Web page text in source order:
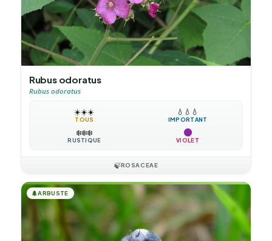
Rubus odoratus
Rubus odoratus
☀️☀️☀️
TOUS
💧 💧 💧
IMPORTANT
❄️❄️❄️
RUSTIQUE VIOLET
🍃ROSACEAE
🌲ARBUSTE